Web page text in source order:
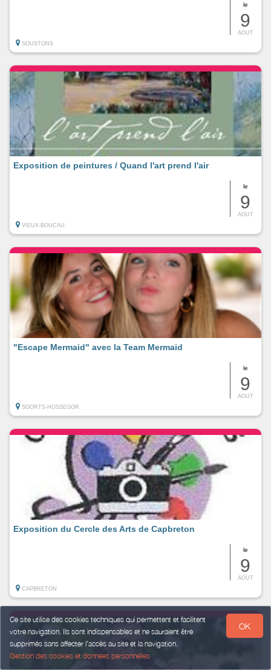
Ce site utilise des cookies techniques qui permettent et facilitent
votre navigation. Ils sont indispensables et ne sauraient être
supprimés sans affecter l’accès au site et la navigation.
Gestion des cookies et données personnelles
OK
le
9
AOUT
SOUSTONS
le
9
AOUT
Exposition de peintures / Quand l'art prend l'air
VIEUX-BOUCAU
le
9
AOUT
"Escape Mermaid" avec la Team Mermaid
SOORTS-HOSSEGOR
le
9
AOUT
Exposition du Cercle des Arts de Capbreton
CAPBRETON